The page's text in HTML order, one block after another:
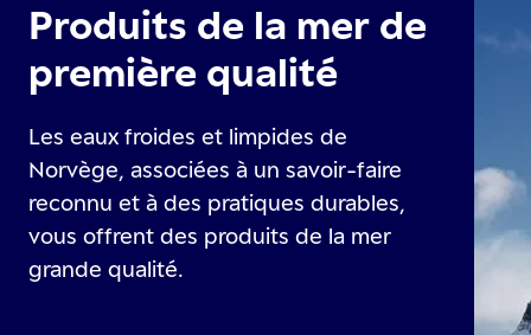
Produits de la mer de
première qualité
Les eaux froides et limpides de
Norvège, associées à un savoir-faire
reconnu et à des pratiques durables,
vous offrent des produits de la mer
grande qualité.